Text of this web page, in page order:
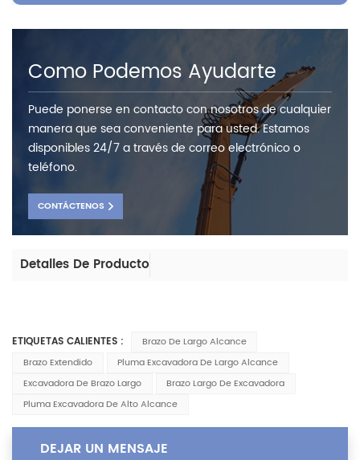
Como Podemos Ayudarte
Puede ponerse en contacto con nosotros de cualquier
manera que sea conveniente para usted. Estamos
disponibles 24/7 a través de correo electrónico o
teléfono.
CONTÁCTENOS
Detalles De Producto
ETIQUETAS CALIENTES :
Brazo De Largo Alcance
Brazo Extendido
Pluma Excavadora De Largo Alcance
Excavadora De Brazo Largo
Brazo Largo De Excavadora
Pluma Excavadora De Alto Alcance
DEJAR UN MENSAJE